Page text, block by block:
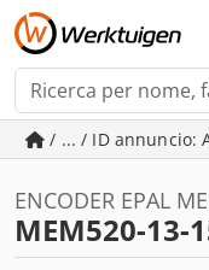
/ ... / ID annuncio:
ENCODER EPAL
MEM520-13-